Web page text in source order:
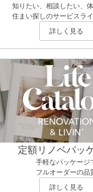
知りたい、相談したい、
住まい探しのサービスラ
詳しく見る
定額リノベパッ
手軽なパッケージ
フルオーダーの品
詳しく見る